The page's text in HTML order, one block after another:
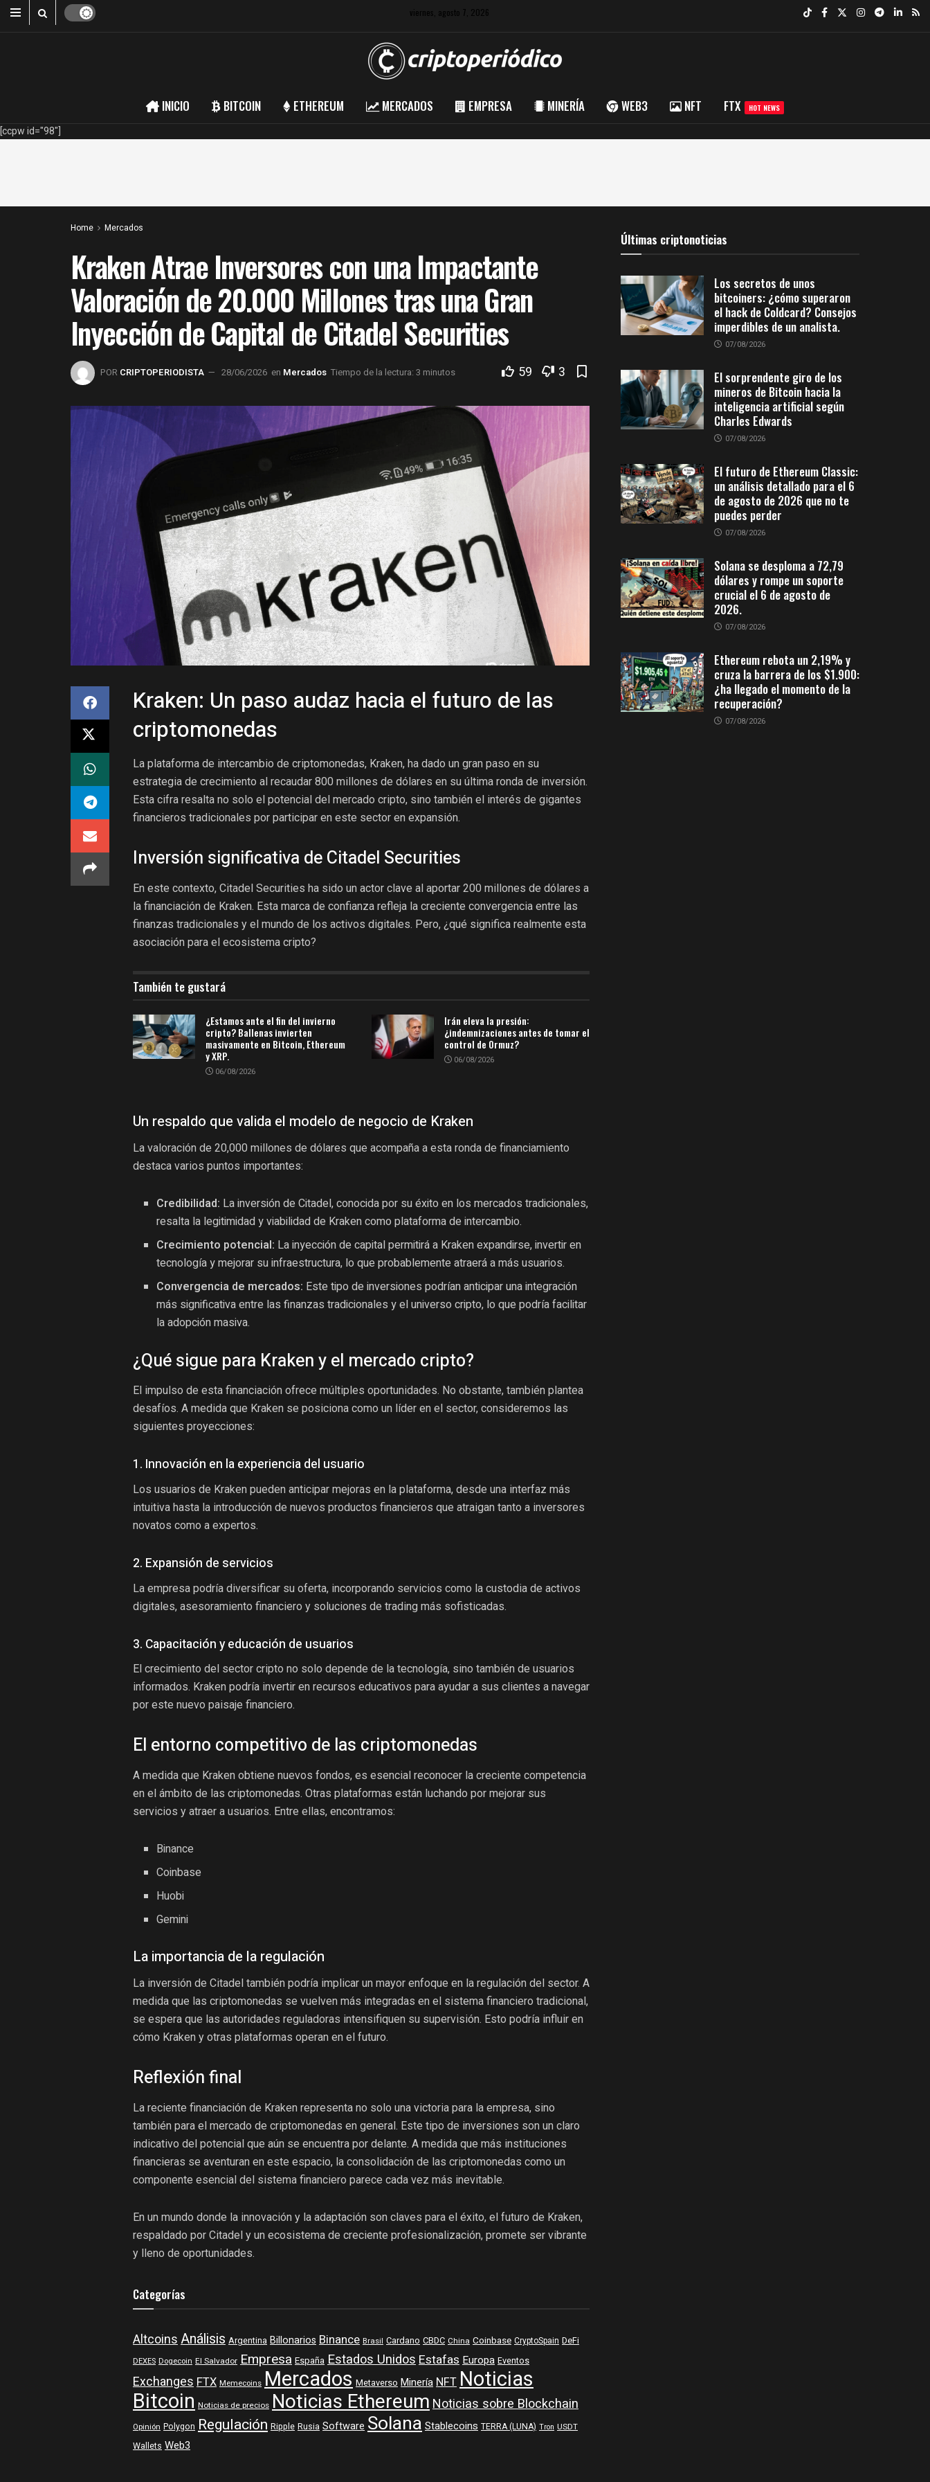
viernes, agosto 7, 2026
INICIO BITCOIN ETHEREUM MERCADOS EMPRESA MINERÍA WEB3 NFT FTX HOT NEWS
[ccpw id="98"]
Home Mercados
Kraken Atrae Inversores con una Impactante
Valoración de 20.000 Millones tras una Gran
Inyección de Capital de Citadel Securities
POR CRIPTOPERIODISTA 28/06/2026 en Mercados Tiempo de la lectura: 3 minutos 59 3
Kraken: Un paso audaz hacia el futuro de las
criptomonedas
La plataforma de intercambio de criptomonedas, Kraken, ha dado un gran paso en su
estrategia de crecimiento al recaudar 800 millones de dólares en su última ronda de inversión.
Esta cifra resalta no solo el potencial del mercado cripto, sino también el interés de gigantes
financieros tradicionales por participar en este sector en expansión.
Inversión significativa de Citadel Securities
En este contexto, Citadel Securities ha sido un actor clave al aportar 200 millones de dólares a
la financiación de Kraken. Esta marca de confianza refleja la creciente convergencia entre las
finanzas tradicionales y el mundo de los activos digitales. Pero, ¿qué significa realmente esta
asociación para el ecosistema cripto?
También te gustará
¿Estamos ante el fin del invierno
cripto? Ballenas invierten
masivamente en Bitcoin, Ethereum
y XRP.
06/08/2026
Irán eleva la presión:
¿indemnizaciones antes de tomar el
control de Ormuz?
06/08/2026
Un respaldo que valida el modelo de negocio de Kraken
La valoración de 20,000 millones de dólares que acompaña a esta ronda de financiamiento
destaca varios puntos importantes:
Credibilidad: La inversión de Citadel, conocida por su éxito en los mercados tradicionales,
resalta la legitimidad y viabilidad de Kraken como plataforma de intercambio.
Crecimiento potencial: La inyección de capital permitirá a Kraken expandirse, invertir en
tecnología y mejorar su infraestructura, lo que probablemente atraerá a más usuarios.
Convergencia de mercados: Este tipo de inversiones podrían anticipar una integración
más significativa entre las finanzas tradicionales y el universo cripto, lo que podría facilitar
la adopción masiva.
¿Qué sigue para Kraken y el mercado cripto?
El impulso de esta financiación ofrece múltiples oportunidades. No obstante, también plantea
desafíos. A medida que Kraken se posiciona como un líder en el sector, consideremos las
siguientes proyecciones:
1. Innovación en la experiencia del usuario
Los usuarios de Kraken pueden anticipar mejoras en la plataforma, desde una interfaz más
intuitiva hasta la introducción de nuevos productos financieros que atraigan tanto a inversores
novatos como a expertos.
2. Expansión de servicios
La empresa podría diversificar su oferta, incorporando servicios como la custodia de activos
digitales, asesoramiento financiero y soluciones de trading más sofisticadas.
3. Capacitación y educación de usuarios
El crecimiento del sector cripto no solo depende de la tecnología, sino también de usuarios
informados. Kraken podría invertir en recursos educativos para ayudar a sus clientes a navegar
por este nuevo paisaje financiero.
El entorno competitivo de las criptomonedas
A medida que Kraken obtiene nuevos fondos, es esencial reconocer la creciente competencia
en el ámbito de las criptomonedas. Otras plataformas están luchando por mejorar sus
servicios y atraer a usuarios. Entre ellas, encontramos:
Binance
Coinbase
Huobi
Gemini
La importancia de la regulación
La inversión de Citadel también podría implicar un mayor enfoque en la regulación del sector. A
medida que las criptomonedas se vuelven más integradas en el sistema financiero tradicional,
se espera que las autoridades reguladoras intensifiquen su supervisión. Esto podría influir en
cómo Kraken y otras plataformas operan en el futuro.
Reflexión final
La reciente financiación de Kraken representa no solo una victoria para la empresa, sino
también para el mercado de criptomonedas en general. Este tipo de inversiones son un claro
indicativo del potencial que aún se encuentra por delante. A medida que más instituciones
financieras se aventuran en este espacio, la consolidación de las criptomonedas como un
componente esencial del sistema financiero parece cada vez más inevitable.
En un mundo donde la innovación y la adaptación son claves para el éxito, el futuro de Kraken,
respaldado por Citadel y un ecosistema de creciente profesionalización, promete ser vibrante
y lleno de oportunidades.
Categorías
Altcoins Análisis Argentina Billonarios Binance Brasil Cardano CBDC China Coinbase CryptoSpain DeFi
DEXES Dogecoin El Salvador Empresa España Estados Unidos Estafas Europa Eventos
Exchanges FTX Memecoins Mercados Metaverso MineríaNFTNoticias
Bitcoin Noticias de precios Noticias EthereumNoticias sobre Blockchain
Opinión Polygon Regulación Ripple Rusia Software SolanaStablecoins TERRA (LUNA) Tron USDT
Wallets Web3
Últimas criptonoticias
Los secretos de unos
bitcoiners: ¿cómo superaron
el hack de Coldcard? Consejos
imperdibles de un analista.
07/08/2026
El sorprendente giro de los
mineros de Bitcoin hacia la
inteligencia artificial según
Charles Edwards
07/08/2026
El futuro de Ethereum Classic:
un análisis detallado para el 6
de agosto de 2026 que no te
puedes perder
07/08/2026
Solana se desploma a 72,79
dólares y rompe un soporte
crucial el 6 de agosto de
2026.
07/08/2026
Ethereum rebota un 2,19% y
cruza la barrera de los $1.900:
¿ha llegado el momento de la
recuperación?
07/08/2026